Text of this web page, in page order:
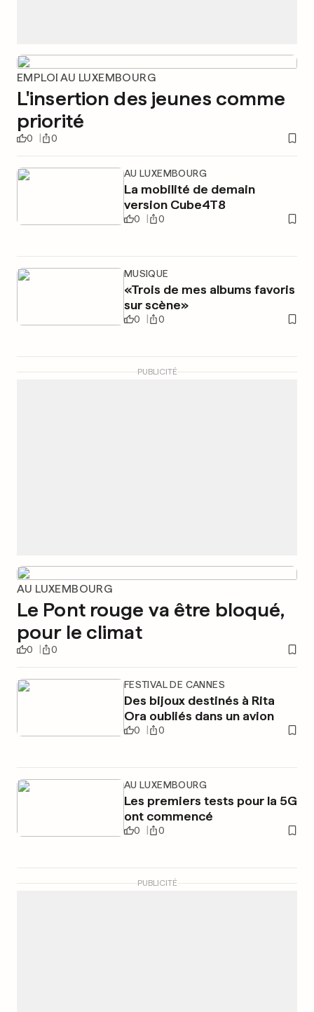
EMPLOI AU LUXEMBOURG
L'insertion des jeunes comme
priorité
0 0
AU LUXEMBOURG
La mobilité de demain
version Cube4T8
0 0
MUSIQUE
«Trois de mes albums favoris
sur scène»
0 0
PUBLICITÉ
AU LUXEMBOURG
Le Pont rouge va être bloqué,
pour le climat
0 0
FESTIVAL DE CANNES
Des bijoux destinés à Rita
Ora oubliés dans un avion
0 0
AU LUXEMBOURG
Les premiers tests pour la 5G
ont commencé
0 0
PUBLICITÉ